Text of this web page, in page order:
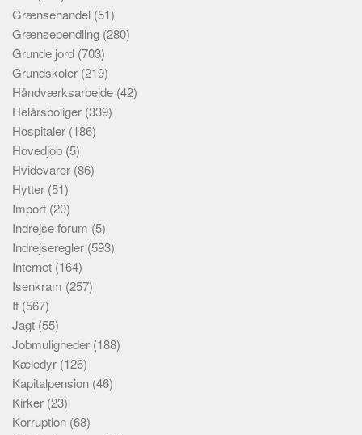
Grænsehandel (51)
Grænsependling (280)
Grunde jord (703)
Grundskoler (219)
Håndværksarbejde (42)
Helårsboliger (339)
Hospitaler (186)
Hovedjob (5)
Hvidevarer (86)
Hytter (51)
Import (20)
Indrejse forum (5)
Indrejseregler (593)
Internet (164)
Isenkram (257)
It (567)
Jagt (55)
Jobmuligheder (188)
Kæledyr (126)
Kapitalpension (46)
Kirker (23)
Korruption (68)